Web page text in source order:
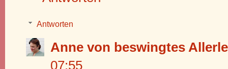
Antworten
Anne von beswingtes
07:55